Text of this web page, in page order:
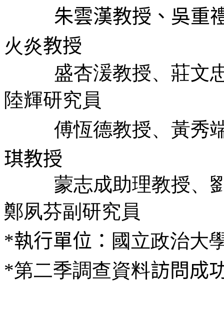
朱雲漢教授、吳重禮
火炎教授
盛杏湲教授、莊文忠
陸輝研究員
傅恆德教授、 黃秀
琪教授
蒙志成助理教授、
鄭夙芬副研究員
*執行單位： 國立政治大
*第二季調查資料訪問成